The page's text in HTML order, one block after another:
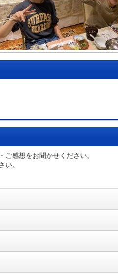
感想をお聞かせください。
い。